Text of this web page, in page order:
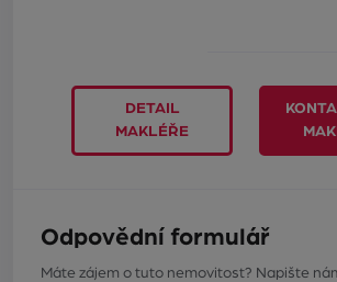
DETAIL
MAKLÉŘE
Odpovědní formulář
Máte zájem o tuto nemovitost? Napište